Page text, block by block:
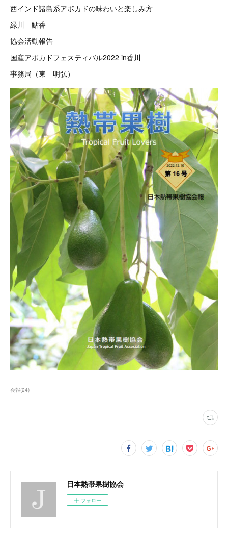
西インド諸島系アボカドの味わいと楽しみ方
緑川 鮎香
協会活動報告
国産アボカドフェスティバル2022 in香川
事務局（東 明弘）
会報(24)
日本熱帯果樹協会
フォロー